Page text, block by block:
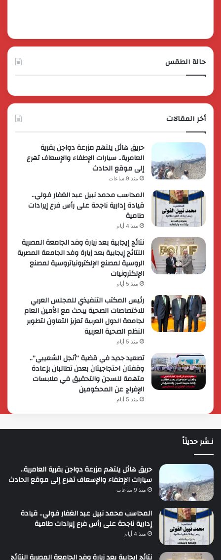
حالة الطقس
أخر المقالات
حريق هائل يلتهم مزرعة دواجن بقرية
العامرية.. سيارات الإطفاء والإسعاف تهرع
إلى موقع الحادث
منذ 9 ساعات
المحاسب محمد نبيل عبد الغفار فولي..
قيادة إدارية ناجحة على رأس فرع إيرادات
طامية
منذ 4 أيام
نتائج إيجابية بعد زيارة وفد الجامعة المصرية
النتائج إيجابية بعد زيارة وفد الجامعة المصرية
الروسية لمصنع الإلكترونياتروسية لمصنع
الإلكترونيات
منذ 5 أيام
رئيس المكتب التنفيذي للمجلس العربي
للاختصاصات الصحية يبحث مع الأمين العام
لجامعة الدول العربية تعزيز التعاون لتطوير
النظم الصحية العربية
منذ 5 أيام
تصعيد جديد في قضية “أنجل الشعيبي”..
وقفتان احتجاجيتان بعدن تطالبان بإعادة
متهمة للسجن والتحقيق في ملابسات
الإفراج عن المحكومين
منذ 5 أيام
نـشر حديثاً
حريق هائل يلتهم مزرعة دواجن بقرية العامرية..
سيارات الإطفاء والإسعاف تهرع إلى موقع الحادث
منذ 9 ساعات
المحاسب محمد نبيل عبد الغفار فولي.. قيادة
إدارية ناجحة على رأس فرع إيرادات طامية
منذ 4 أيام